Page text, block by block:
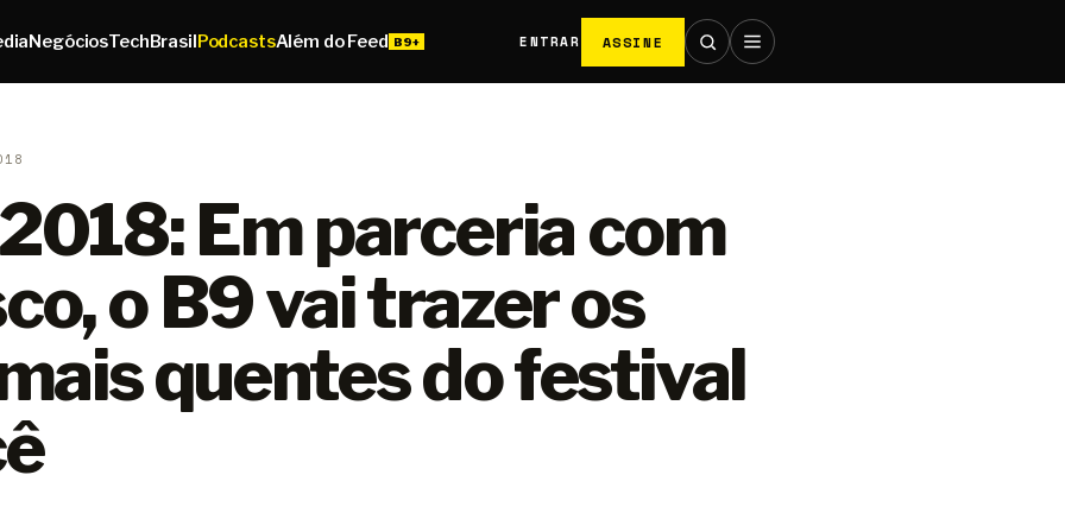
NegóciosTechBrasilPodcastsAlém do Feed ENTRAR ASSINE
Em parceria com
o B9 vai trazer os
quentes do festival